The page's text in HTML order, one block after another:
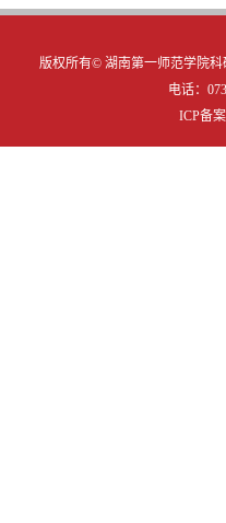
版权所有© 湖南第一师范学院
电话：
ICP备